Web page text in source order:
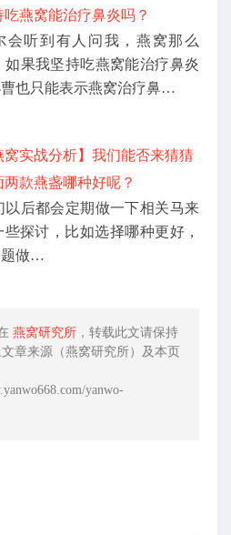
吃燕窝能治疗鼻炎吗？
会听到有人问我，燕窝那么
如果我坚持吃燕窝能治疗鼻炎
也只能表示燕窝治疗鼻…
窝实战分析】我们能否来猜猜
两款燕盏哪种好呢？
以后都会定期做一下相关马来
探讨，比如选择哪种更好，
题做…
燕窝研究所 ，转载此文请保持
章来源（燕窝研究所）及本页
yanwo-